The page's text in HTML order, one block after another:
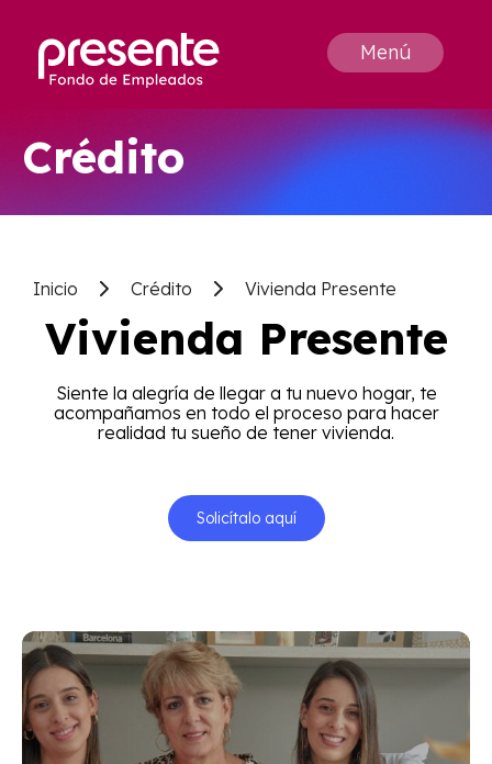
Menú
Crédito
Inicio Crédito Vivienda Presente
Vivienda Presente
Siente la alegría de llegar a tu nuevo hogar, te
acompañamos en todo el proceso para hacer
realidad tu sueño de tener vivienda.
Solicítalo aquí